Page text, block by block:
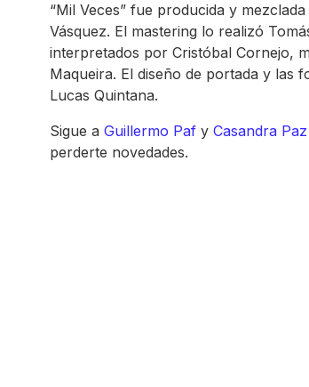
“Mil Veces” fue producida y
Vásquez. El mastering lo realizó
interpretados por Cristóbal Cornejo,
Maqueira. El diseño de portada y las
Lucas Quintana.
Sigue a Guillermo Paf y Casandra Paz
perderte novedades.